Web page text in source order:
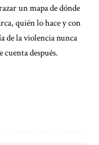
un mapa de dónde
quién lo hace y con
de la violencia nunca
cuenta después.